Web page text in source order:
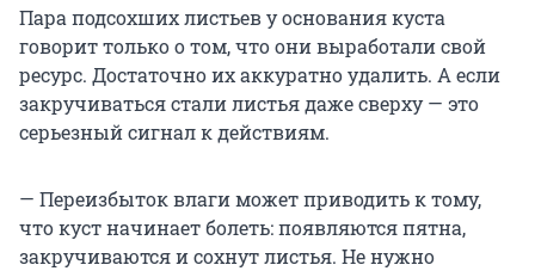
Пара подсохших листьев у основания куста
говорит только о том, что они выработали свой
ресурс. Достаточно их аккуратно удалить. А если
закручиваться стали листья даже сверху — это
серьезный сигнал к действиям.
— Переизбыток влаги может приводить к тому,
что куст начинает болеть: появляются пятна,
закручиваются и сохнут листья. Не нужно